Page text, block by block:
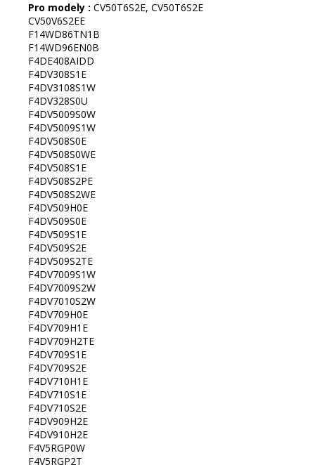
Pro modely : CV50T6S2E, CV50T6S2E
CV50V6S2EE
F14WD86TN1B
F14WD96EN0B
F4DE408AIDD
F4DV308S1E
F4DV3108S1W
F4DV328S0U
F4DV5009S0W
F4DV5009S1W
F4DV508S0E
F4DV508S0WE
F4DV508S1E
F4DV508S2PE
F4DV508S2WE
F4DV509H0E
F4DV509S0E
F4DV509S1E
F4DV509S2E
F4DV509S2TE
F4DV7009S1W
F4DV7009S2W
F4DV7010S2W
F4DV709H0E
F4DV709H1E
F4DV709H2TE
F4DV709S1E
F4DV709S2E
F4DV710H1E
F4DV710S1E
F4DV710S2E
F4DV909H2E
F4DV910H2E
F4V5RGP0W
F4V5RGP2T